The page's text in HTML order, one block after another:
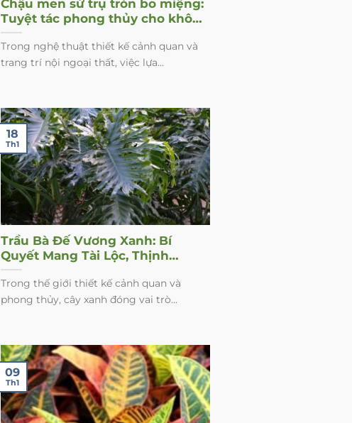
Chậu men sứ trụ tròn bo miệng:
Tuyệt tác phong thủy cho không
gian sống
Trong nghệ thuật thiết kế cảnh quan và
trang trí nội ngoại thất, việc lựa...
Trầu Bà Đế Vương Xanh: Bí
Quyết Mang Tài Lộc, Thịnh
Vượng Vào Không Gian Sống
Của Bạn
Trong thế giới thiết kế cảnh quan và
phong thủy, cây xanh đóng vai trò...
18
Th1
09
Th1